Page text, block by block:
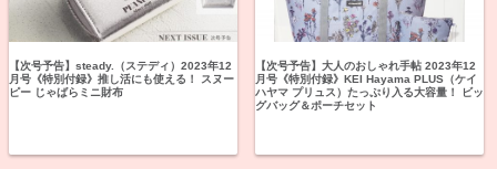
【次号予告】steady.（ステディ）2023年12
月号《特別付録》推し活にも使える！ スヌー
ピー じゃばらミニ財布
【次号予告】大人のおしゃれ手帖 2023年12
月号《特別付録》KEI Hayama PLUS（ケイ
ハヤマ プリュス）たっぷり入る大容量！ ビッ
グバッグ＆ポーチセット